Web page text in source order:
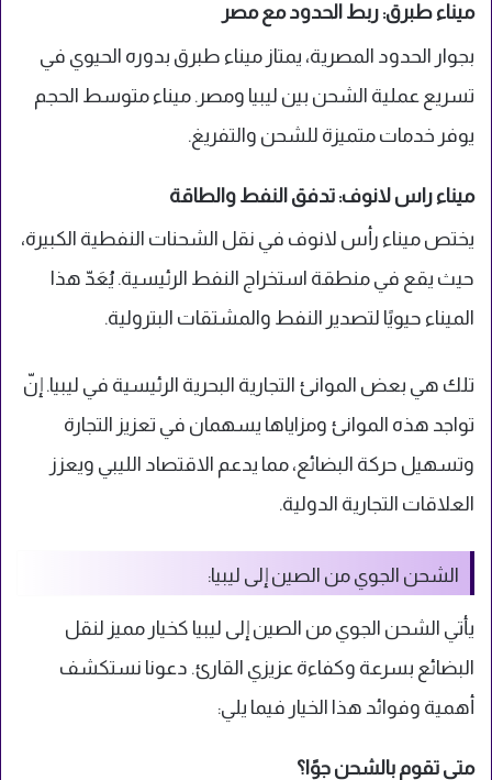
ميناء طبرق: ربط الحدود مع مصر
بجوار الحدود المصرية، يمتاز ميناء طبرق بدوره الحيوي في
تسريع عملية الشحن بين ليبيا ومصر. ميناء متوسط الحجم
يوفر خدمات متميزة للشحن والتفريغ.
ميناء راس لانوف: تدفق النفط والطاقة
يختص ميناء رأس لانوف في نقل الشحنات النفطية الكبيرة،
حيث يقع في منطقة استخراج النفط الرئيسية. يُعَدّ هذا
الميناء حيويًا لتصدير النفط والمشتقات البترولية.
تلك هي بعض الموانئ التجارية البحرية الرئيسية في ليبيا. إنّ
تواجد هذه الموانئ ومزاياها يسهمان في تعزيز التجارة
وتسهيل حركة البضائع، مما يدعم الاقتصاد الليبي ويعزز
العلاقات التجارية الدولية.
الشحن الجوي من الصين إلى ليبيا:
يأتي الشحن الجوي من الصين إلى ليبيا كخيار مميز لنقل
البضائع بسرعة وكفاءة عزيزي القارئ. دعونا نستكشف
أهمية وفوائد هذا الخيار فيما يلي:
متى تقوم بالشحن جوًا؟